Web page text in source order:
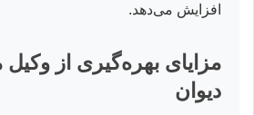
افزایش می‌دهد.
مزایای بهره‌گیری از
دیوان